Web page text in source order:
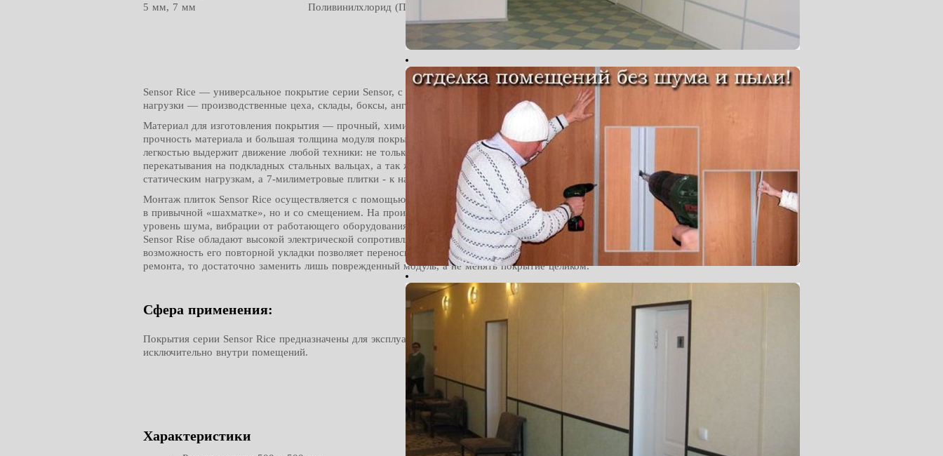
5 мм, 7 мм
Поливинилхлорид (ПВХ)
Sensor Rice — универсальное покрытие серии Sensor, с фактурой, напоминающей рисовые зерна, для помещений с высокой степенью
нагрузки — производственные цеха, склады, боксы, ангары, торговые помещения, гаражи.
Материал для изготовления покрытия — прочный, химически инертный, устойчивый к маслам и бензину, негорючий ПВХ. Высокая
прочность материала и большая толщина модуля покрытия (7 мм и 5 мм) обеспечивают его надежность и износостойкость. Sensor Rice с
легкостью выдержит движение любой техники: не только тележек и рохлей, но и тяжелых станков и грузов, перемещаемых путем
перекатывания на подкладных стальных вальцах, а так же погрузчиков на шипованой резине. Sensor Rice устойчив к ударной и
статическим нагрузкам, а 7-милиметровые плитки - к нагрузке на разворот.
Монтаж плиток Sensor Rice осуществляется с помощью замковой системы «ласточкин хвост». Она позволяет укладывать плитки не только
в привычной «шахматке», но и со смещением. На производстве модульное напольное ПВХ-покрытие Sensor Rice помогает снизить
уровень шума, вибрации от работающего оборудования, пылеобразования.
Sensor Rise обладают высокой электрической сопротивляемостью —3х10
11
Ом·см. Легкость монтажа и демонтажа Sensor Rice,
возможность его повторной укладки позволяет переносить покрытие из одного помещения в другое. Если возникнет необходимость
ремонта, то достаточно заменить лишь поврежденный модуль, а не менять покрытие целиком.
Сфера применения: Монтаж покрытия:
Покрытия серии Sensor Rice предназначены для эксплуатации
исключительно внутри помещений.
Перед монтажом помещение, предназначенное для укладки, и
половицы Sensor Rice должны быть выдержаны при постоянной
возможных отклонений размеров половиц в результате теплового
расширения, что может затруднить сборку покрытия.
Характеристики Способ упаковки